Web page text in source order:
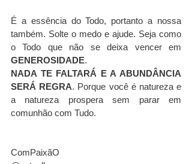
É a essência do Todo, portanto a nossa
também. Solte o medo e ajude. Seja como
GENEROSIDADE.
NADA TE FALTARÁ E A ABUNDÂNCIA
SERÁ REGRA. Porque você é natureza e
a natureza prospera sem parar em
comunhão com Tudo.
ComPaixãO